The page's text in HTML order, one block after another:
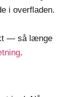
i overfladen.
— så længe
.